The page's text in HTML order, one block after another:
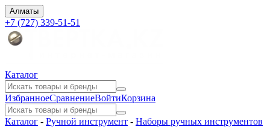
Алматы
+7 (727) 339-51-51
Каталог
ИзбранноеСравнениеВойтиКорзина
Каталог - Ручной инструмент - Наборы ручных инструментов